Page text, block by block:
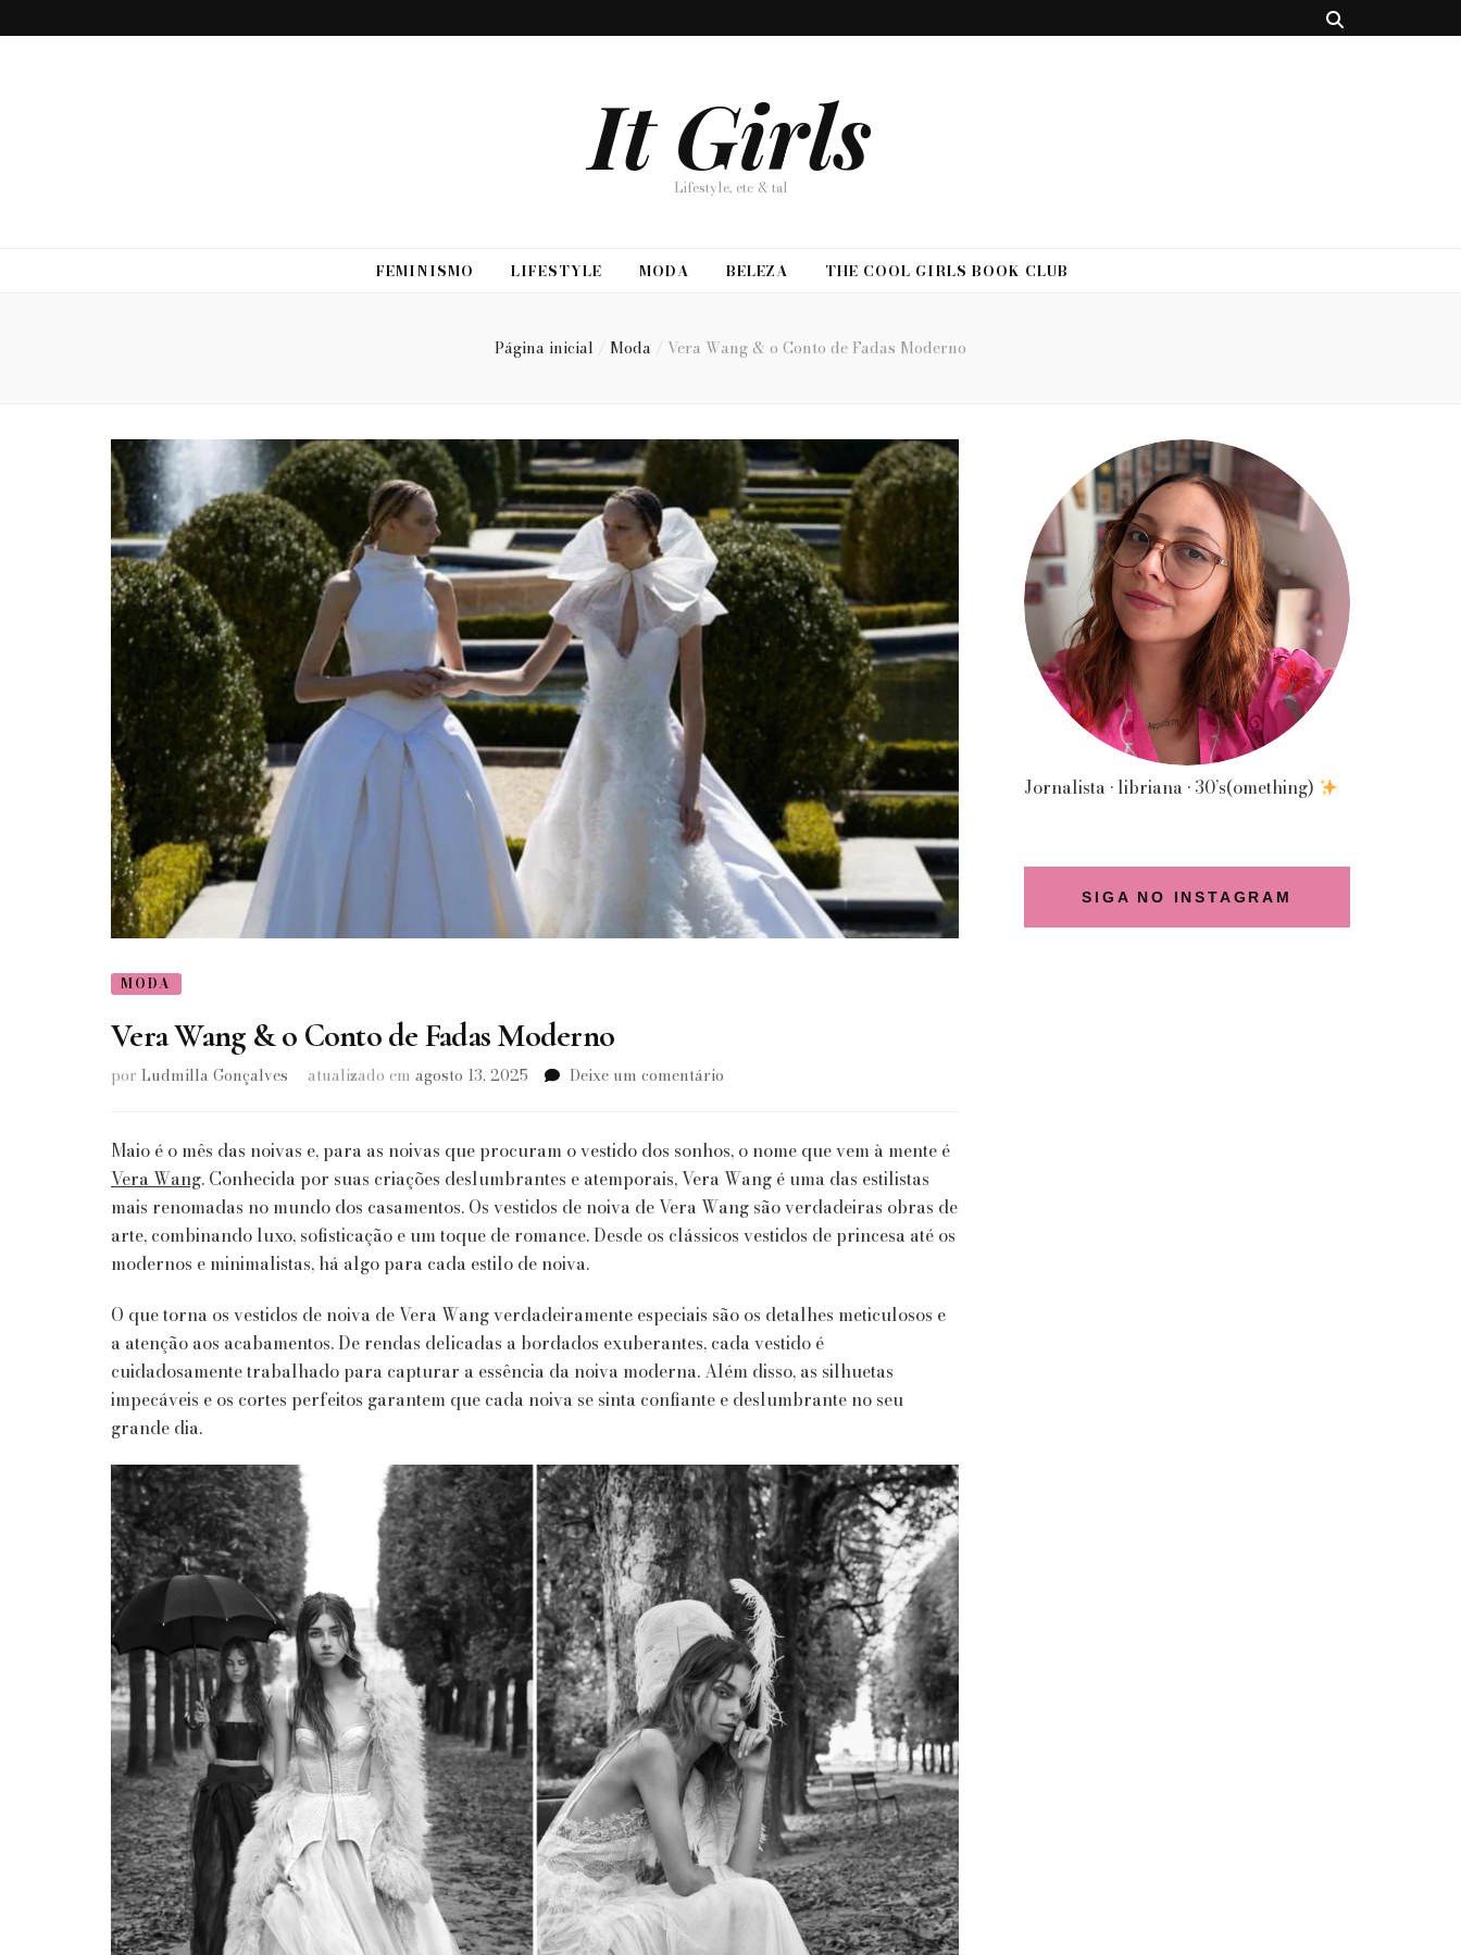
It Girls
Lifestyle, etc & tal
FEMINISMO LIFESTYLE MODA BELEZA THE COOL GIRLS BOOK CLUB
Página inicial /Moda / Vera Wang & o Conto de Fadas Moderno
MODA
Vera Wang & o Conto de Fadas Moderno
por Ludmilla Gonçalves atualizado em agosto 13, 2025 Deixe um comentário
&
o
Conto
de
Fadas
Maio é o mês das noivas e, para as noivas que procuram o vestido dos sonhos, o nome que vem à mente é
Vera Wang. Conhecida por suas criações deslumbrantes e atemporais, Vera Wang é uma das estilistas
mais renomadas no mundo dos casamentos. Os vestidos de noiva de Vera Wang são verdadeiras obras de
arte, combinando luxo, sofisticação e um toque de romance. Desde os clássicos vestidos de princesa até os
modernos e minimalistas, há algo para cada estilo de noiva.
O que torna os vestidos de noiva de Vera Wang verdadeiramente especiais são os detalhes meticulosos e
a atenção aos acabamentos. De rendas delicadas a bordados exuberantes, cada vestido é
cuidadosamente trabalhado para capturar a essência da noiva moderna. Além disso, as silhuetas
impecáveis e os cortes perfeitos garantem que cada noiva se sinta confiante e deslumbrante no seu
grande dia.
Jornalista • libriana • 30’s(omething)
SIGA NO INSTAGRAM